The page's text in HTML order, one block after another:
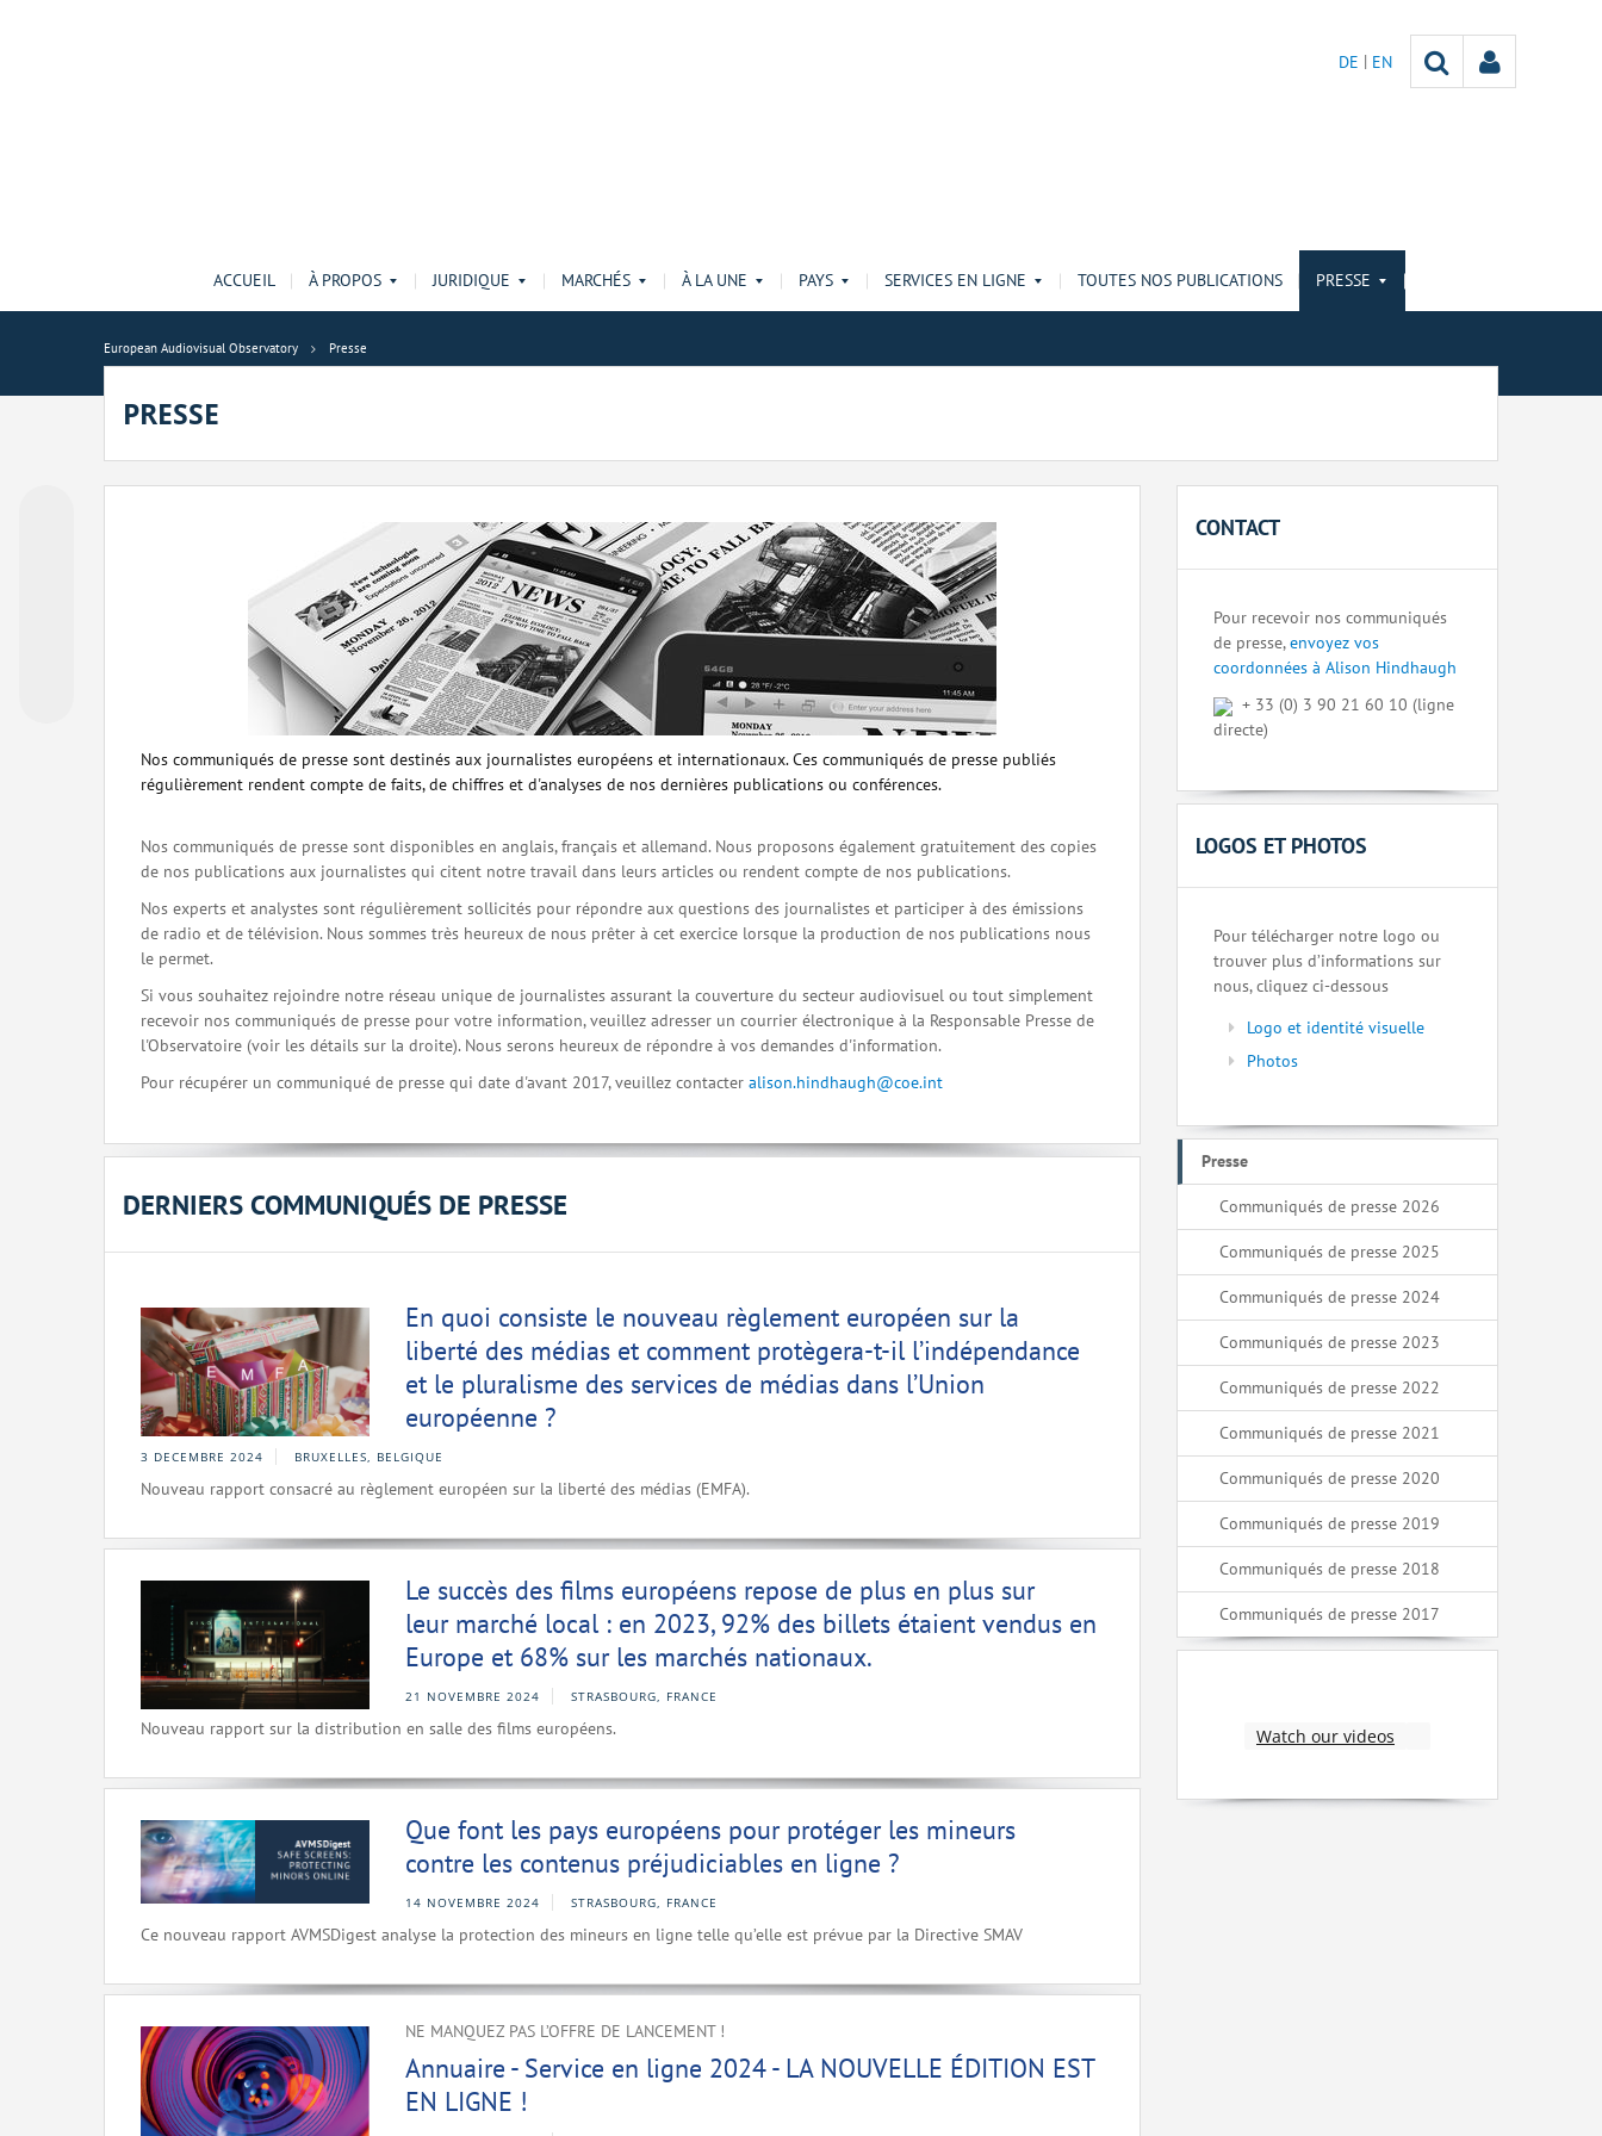
DE EN
ACCUEIL À PROPOS JURIDIQUE MARCHÉS À LA UNE PAYS SERVICES EN LIGNE TOUTES NOS PUBLICATIONS PRESSE
European Audiovisual Observatory Presse
PRESSE
Nos communiqués de presse sont destinés aux journalistes européens et internationaux. Ces communiqués de presse publiés
régulièrement rendent compte de faits, de chiffres et d'analyses de nos dernières publications ou conférences.
Nos communiqués de presse sont disponibles en anglais, français et allemand. Nous proposons également gratuitement des copies
de nos publications aux journalistes qui citent notre travail dans leurs articles ou rendent compte de nos publications.
Nos experts et analystes sont régulièrement sollicités pour répondre aux questions des journalistes et participer à des émissions
de radio et de télévision. Nous sommes très heureux de nous prêter à cet exercice lorsque la production de nos publications nous
le permet.
Si vous souhaitez rejoindre notre réseau unique de journalistes assurant la couverture du secteur audiovisuel ou tout simplement
recevoir nos communiqués de presse pour votre information, veuillez adresser un courrier électronique à la Responsable Presse de
l'Observatoire (voir les détails sur la droite). Nous serons heureux de répondre à vos demandes d'information.
Pour récupérer un communiqué de presse qui date d'avant 2017, veuillez contacter alison.hindhaugh@coe.int
DERNIERS COMMUNIQUÉS DE PRESSE
En quoi consiste le nouveau règlement européen sur la
liberté des médias et comment protègera-t-il l’indépendance
et le pluralisme des services de médias dans l’Union
européenne ?
3 DECEMBRE 2024 BRUXELLES, BELGIQUE
Nouveau rapport consacré au règlement européen sur la liberté des médias (EMFA).
Le succès des films européens repose de plus en plus sur
leur marché local : en 2023, 92% des billets étaient vendus en
Europe et 68% sur les marchés nationaux.
21 NOVEMBRE 2024 STRASBOURG, FRANCE
Nouveau rapport sur la distribution en salle des films européens.
Que font les pays européens pour protéger les mineurs
contre les contenus préjudiciables en ligne ?
14 NOVEMBRE 2024 STRASBOURG, FRANCE
Ce nouveau rapport AVMSDigest analyse la protection des mineurs en ligne telle qu’elle est prévue par la Directive SMAV
NE MANQUEZ PAS L’OFFRE DE LANCEMENT !
Annuaire - Service en ligne 2024 - LA NOUVELLE ÉDITION EST
EN LIGNE !
CONTACT
Pour recevoir nos communiqués
de presse,envoyez vos
coordonnées à Alison Hindhaugh
+ 33 (0) 3 90 21 60 10 (ligne
directe)
LOGOS ET PHOTOS
Pour télécharger notre logo ou
trouver plus d’informations sur
nous, cliquez ci-dessous
Logo et identité visuelle
Photos
Presse
Communiqués de presse 2026
Communiqués de presse 2025
Communiqués de presse 2024
Communiqués de presse 2023
Communiqués de presse 2022
Communiqués de presse 2021
Communiqués de presse 2020
Communiqués de presse 2019
Communiqués de presse 2018
Communiqués de presse 2017
Watch our videos